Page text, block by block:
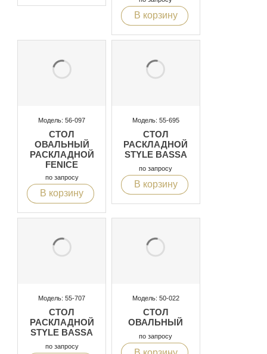
ДЕРЕВЯННОЙ
СТОЛЕШНИЦЫ
SYMPHONY
В корзину
Модель: 56-097
СТОЛ
ОВАЛЬНЫЙ
РАСКЛАДНОЙ
FENICE
по запросу
В корзину
Модель: 55-695
СТОЛ
РАСКЛАДНОЙ
STYLE BASSA
по запросу
В корзину
Модель: 55-707
СТОЛ
РАСКЛАДНОЙ
STYLE BASSA
по запросу
Модель: 50-022
СТОЛ
ОВАЛЬНЫЙ
по запросу